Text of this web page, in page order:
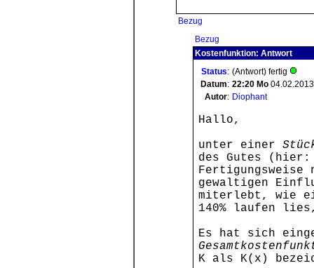
Bezug
Bezug
Kostenfunktion: Antwort
Status: (Antwort) fertig
Datum: 22:20 Mo 04.02.2013
Autor: Diophant
Hallo,
unter einer
des Gutes
gewaltigen
miterlebt, wie
140% laufen
Es hat sich
K als K(x)